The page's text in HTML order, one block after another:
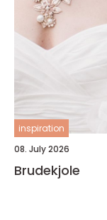
inspiration
08. July 2026
Brudekjole